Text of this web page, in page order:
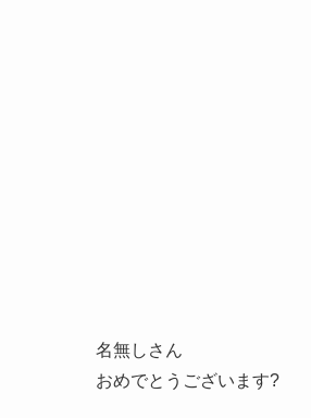
名無しさん
おめでとうございます?